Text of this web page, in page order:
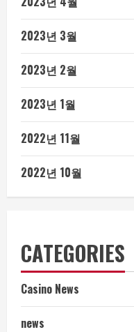
2023년 3월
2023년 2월
2023년 1월
2022년 11월
2022년 10월
CATEGORIES
Casino News
news